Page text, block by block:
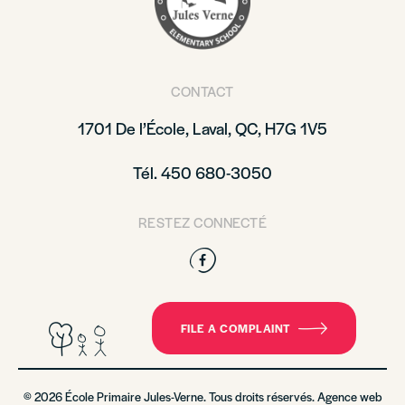
CONTACT
1701 De l’École, Laval, QC, H7G 1V5
Tél. 450 680-3050
RESTEZ CONNECTÉ
Facebook
FILE A COMPLAINT
© 2026 École Primaire Jules-Verne. Tous droits réservés. Agence web